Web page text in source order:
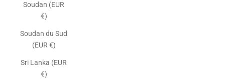
Soudan (EUR
€)
Soudan du Sud
(EUR €)
Sri Lanka (EUR
€)